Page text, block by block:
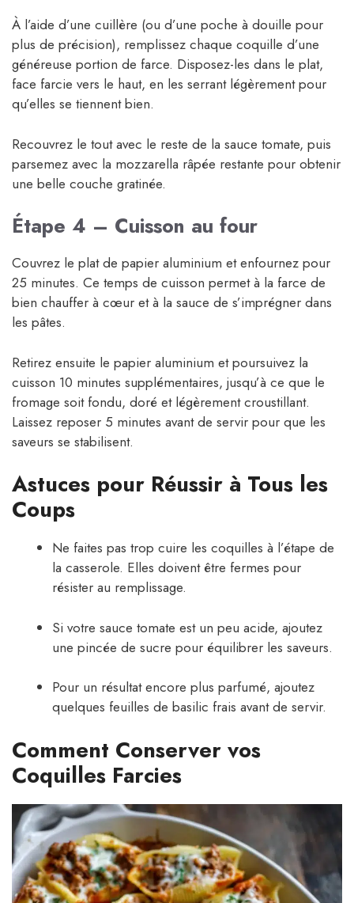
À l’aide d’une cuillère (ou d’une poche à douille pour
plus de précision), remplissez chaque coquille d’une
généreuse portion de farce. Disposez-les dans le plat,
face farcie vers le haut, en les serrant légèrement pour
qu’elles se tiennent bien.
Recouvrez le tout avec le reste de la sauce tomate, puis
parsemez avec la mozzarella râpée restante pour obtenir
une belle couche gratinée.
Étape 4 – Cuisson au four
Couvrez le plat de papier aluminium et enfournez pour
25 minutes. Ce temps de cuisson permet à la farce de
bien chauffer à cœur et à la sauce de s’imprégner dans
les pâtes.
Retirez ensuite le papier aluminium et poursuivez la
cuisson 10 minutes supplémentaires, jusqu’à ce que le
fromage soit fondu, doré et légèrement croustillant.
Laissez reposer 5 minutes avant de servir pour que les
saveurs se stabilisent.
Astuces pour Réussir à Tous les
Coups
Ne faites pas trop cuire les coquilles à l’étape de
la casserole. Elles doivent être fermes pour
résister au remplissage.
Si votre sauce tomate est un peu acide, ajoutez
une pincée de sucre pour équilibrer les saveurs.
Pour un résultat encore plus parfumé, ajoutez
quelques feuilles de basilic frais avant de servir.
Comment Conserver vos
Coquilles Farcies